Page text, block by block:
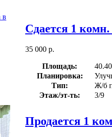
Сдается 1
35 000 р.
Площадь:
Планировка:
Тип:
Ж/б
Этаж/эт-ть:
3/9
Продается 1